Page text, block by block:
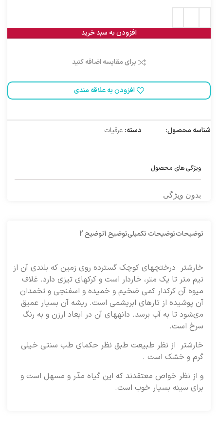
افزودن به سبد خرید
برای مقایسه اضافه کنید
افزودن به علاقه مندی
شناسه محصول: دسته: عرقیات
ویژگی های محصول
بدون ویژگی
توضیحاتتوضیحات تکمیلیتوضیح 1 توضیح 2
خارشتر درختچه‏اى كوچك گسترده روى زمين كه بلندى آن از
نيم متر تا يك متر، خاردار است و كركهاى تيزى دارد. غلاف
ميوه آن كركدار كمى ضخيم و خميده و اسفنجى و تخمدان
آن پوشيده از تارهاى ابريشمى است. ريشه آن بسيار عميق
مى‏شود تا به آب برسد. دانه‏هاى آن در ابعاد ارزن و به رنگ
سرخ است.
خارشتر از نظر طبيعت طبق نظر حكماى طب سنتى خيلى
گرم و خشك است .
و از نظر خواص معتقدند كه اين گياه مدّر و مسهل است و
براى سينه بسيار خوب است.